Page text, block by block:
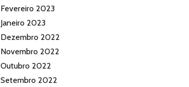
Fevereiro 2023
Janeiro 2023
Dezembro 2022
Novembro 2022
Outubro 2022
Setembro 2022